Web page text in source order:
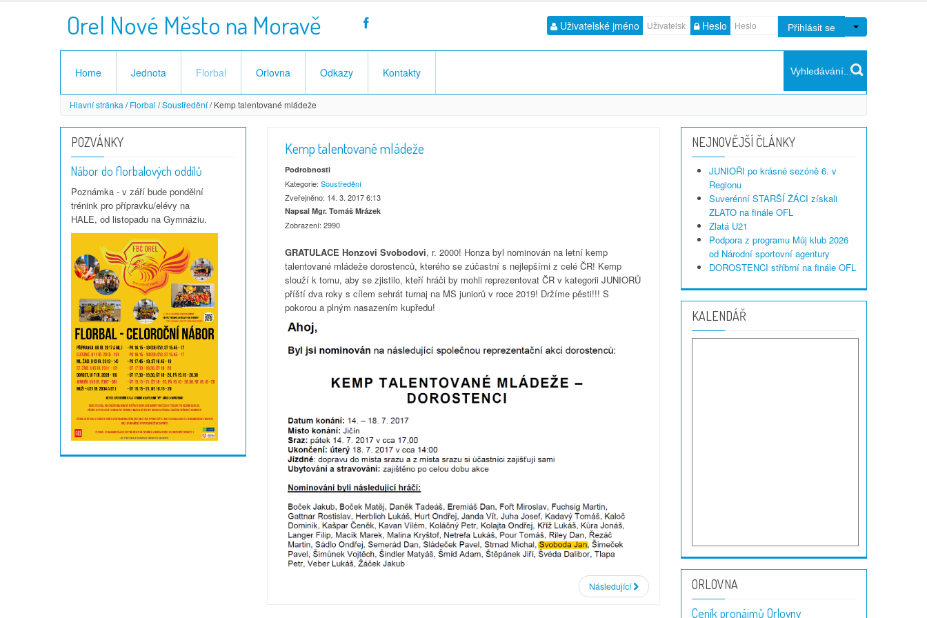
Orel Nové Město na Moravě Uživatelské jméno Heslo
Home Jednota Florbal Orlovna Odkazy Kontakty
Hlavní stránka / Florbal /Soustředění/ Kemp talentované mládeže
Kemp talentované mládeže
Podrobnosti
Kategorie: Soustředění
Zveřejněno: 14. 3. 2017 6:13
Napsal Mgr. Tomáš Mrázek
Zobrazení: 2990
GRATULACE Honzovi Svobodovi, r. 2000! Honza byl nominován na letní kemp
talentované mládeže dorostenců, kterého se zúčastní s nejlepšími z celé ČR! Kemp
slouží k tomu, aby se zjistilo, kteří hráči by mohli reprezentovat ČR v kategorii JUNIORŮ
příští dva roky s cílem sehrát turnaj na MS juniorů v roce 2019! Držíme pěsti!!! S
pokorou a plným nasazením kupředu!
Následující
POZVÁNKY
Nábor do florbalových oddílů
Poznámka - v září bude pondělní
trénink pro přípravku/elévy na
HALE, od listopadu na Gymnáziu.
NEJNOVĚJŠÍ ČLÁNKY
JUNIOŘI po krásné sezóně 6. v
Regionu
Suverénní STARŠÍ ŽÁCI získali
ZLATO na finále OFL
Zlatá U21
Podpora z programu Můj klub 2026
od Národní sportovní agentury
DOROSTENCI stříbrní na finále OFL
KALENDÁŘ
ORLOVNA
Ceník pronájmů Orlovny